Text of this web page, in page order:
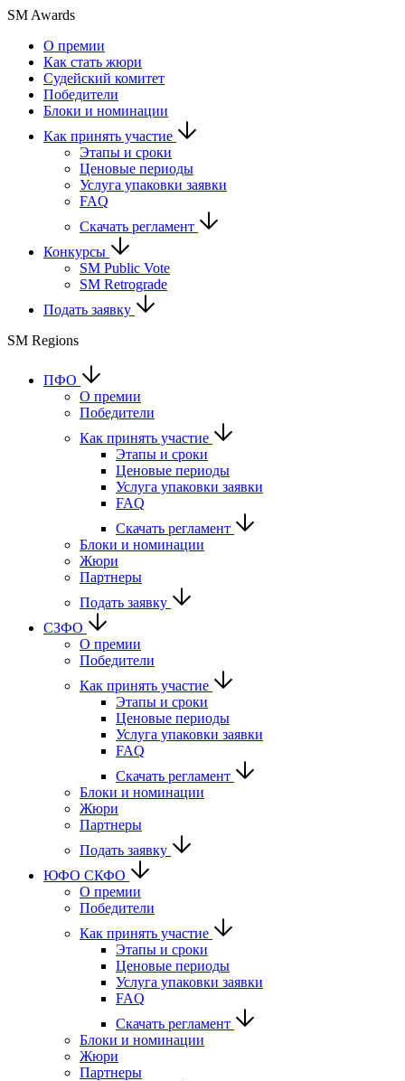
SM Awards
О премии
Как стать жюри
Судейский комитет
Победители
Блоки и номинации
Как принять участие
Этапы и сроки
Ценовые периоды
Услуга упаковки заявки
FAQ
Скачать регламент
Конкурсы
SM Public Vote
SM Retrograde
Подать заявку
SM Regions
ПФО
О премии
Победители
Как принять участие
Этапы и сроки
Ценовые периоды
Услуга упаковки заявки
FAQ
Скачать регламент
Блоки и номинации
Жюри
Партнеры
Подать заявку
СЗФО
О премии
Победители
Как принять участие
Этапы и сроки
Ценовые периоды
Услуга упаковки заявки
FAQ
Скачать регламент
Блоки и номинации
Жюри
Партнеры
Подать заявку
ЮФО СКФО
О премии
Победители
Как принять участие
Этапы и сроки
Ценовые периоды
Услуга упаковки заявки
FAQ
Скачать регламент
Блоки и номинации
Жюри
Партнеры